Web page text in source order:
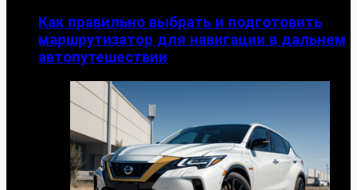
Как правильно выбрать и подготовить
маршрутизатор для навигации в дальнем
автопутешествии